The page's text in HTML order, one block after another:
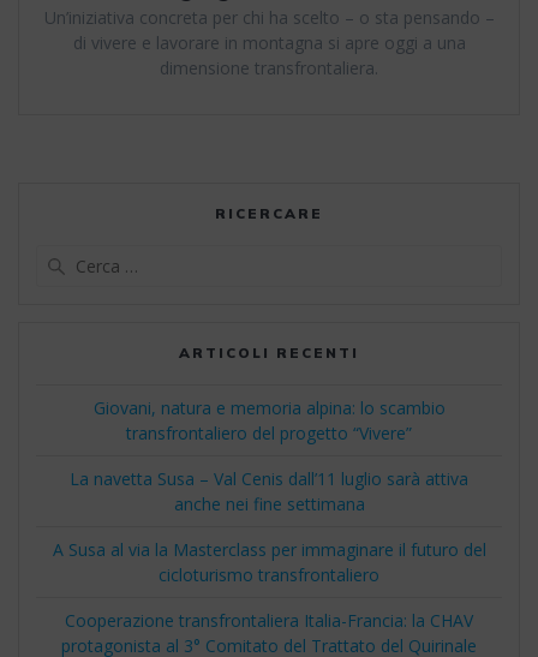
Un’iniziativa concreta per chi ha scelto – o sta pensando –
di vivere e lavorare in montagna si apre oggi a una
dimensione transfrontaliera.
RICERCARE
ARTICOLI RECENTI
Giovani, natura e memoria alpina: lo scambio
transfrontaliero del progetto “Vivere”
La navetta Susa – Val Cenis dall’11 luglio sarà attiva
anche nei fine settimana
A Susa al via la Masterclass per immaginare il futuro del
cicloturismo transfrontaliero
Cooperazione transfrontaliera Italia-Francia: la CHAV
protagonista al 3° Comitato del Trattato del Quirinale